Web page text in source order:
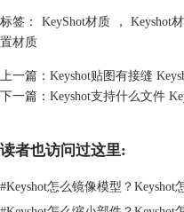
标签： KeyShot材质 ， Keyshot
置材质
上一篇： Keyshot贴图有接缝
下一篇： Keyshot支持什么文件
读者也访问过这里:
#Keyshot怎么镜像模型？Keyshot